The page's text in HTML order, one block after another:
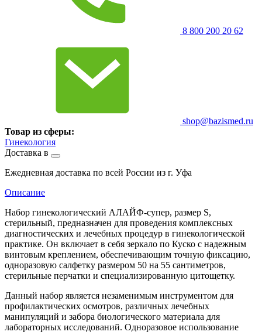
8 800 200 20 62
shop@bazismed.ru
Товар из сферы:
Гинекология
Доставка в
Ежедневная доставка по всей России из г. Уфа
Описание
Набор гинекологический АЛАЙФ-супер, размер S,
стерильный, предназначен для проведения комплексных
диагностических и лечебных процедур в гинекологической
практике. Он включает в себя зеркало по Куско с надежным
винтовым креплением, обеспечивающим точную фиксацию,
одноразовую салфетку размером 50 на 55 сантиметров,
стерильные перчатки и специализированную цитощетку.
Данный набор является незаменимым инструментом для
профилактических осмотров, различных лечебных
манипуляций и забора биологического материала для
лабораторных исследований. Одноразовое использование